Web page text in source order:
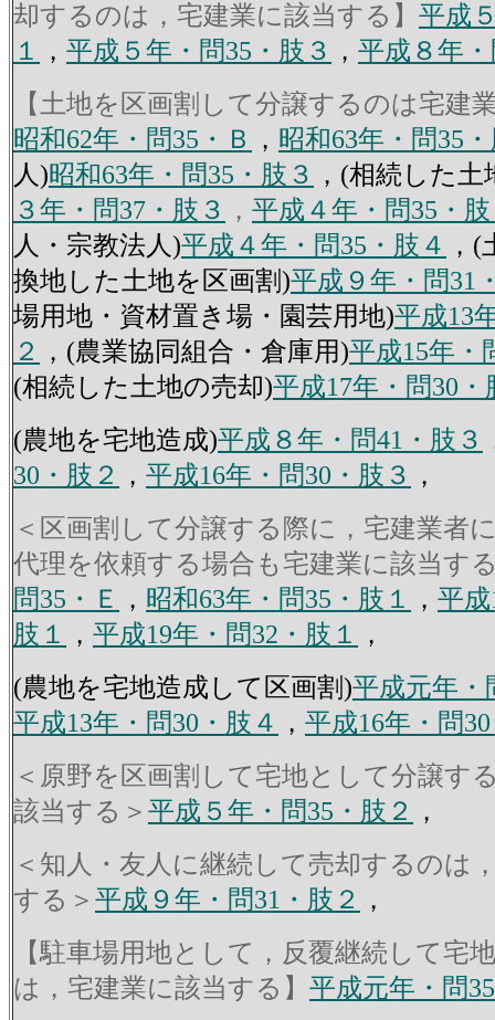
却するのは，宅建業に該当する】 平成
１
， 平成５年・問35・肢３ ， 平成８年
【土地を区画割して分譲するのは宅建
昭和62年・問35・Ｂ
， 昭和63年・問35
人)昭和63年・問35・肢３ ，(相続した
３年・問37・肢３
， 平成４年・問35・
人・宗教法人)平成４年・問35・肢４ ，
換地した土地を区画割)平成９年・問31
場用地・資材置き場・園芸用地)平成13
２
，(農業協同組合・倉庫用)平成15年・
(相続した土地の売却)平成17年・問30・
(農地を宅地造成)平成８年・問41・肢３
30・肢２
， 平成16年・問30・肢３ ，
＜区画割して分譲する際に，宅建業者
代理を依頼する場合も宅建業に該当す
問35・Ｅ
， 昭和63年・問35・肢１ ， 平
肢１
， 平成19年・問32・肢１
，
(農地を宅地造成して区画割)平成元年・
平成13年・問30・肢４ ， 平成16年・問
＜原野を区画割して宅地として分譲す
該当する＞ 平成５年・問35・肢２
，
＜知人・友人に継続して売却するのは
する＞ 平成９年・問31・肢２
，
【駐車場用地として，反覆継続して宅
は，宅建業に該当する】 平成元年・問